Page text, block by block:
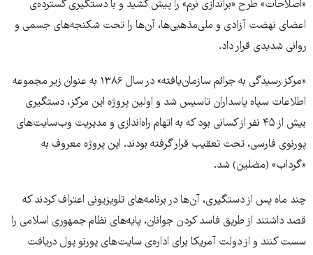
«اصلاحات» طرح «براندازی نرم» را پیش کشید و با دستگیری گسترده‌ی
اعضای نهضت آزادی و ملی‌مذهبی‌ها، آن‌ها را تحت شکنجه‌های جسمی و
روانی شدیدی قرار داد.
«مرکز رسیدگی به جرائم سازمان‌یافته» در سال ۱۳۸۶ به عنوان زیر مجموعه
اطلاعات سپاه پاسداران تاسیس شد و اولین پروژه این مرکز، دستگیری
بیش از ۴۵ نفر از کسانی بود که به اتهام راه‌اندازی و مدیریت وب‌سایت‌های
پورنوی فارسی، تحت تعقیب قرار گرفته بودند. این پروژه معروف به
«گرداب» (مضلین) شد.
چند ماه پس از دستگیری، آن‌ها در برنامه‌های تلویزیونی اعتراف کردند که
قصد داشتند از طریق فاسد کردن جوانان، پایه‌های نظام جمهوری اسلامی را
سست کنند و از دولت آمریکا برای اداره‌ی سایت‌های پورنو پول دریافت